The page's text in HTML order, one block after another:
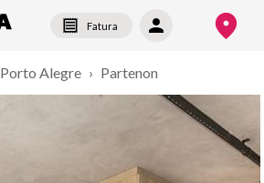
Fatura
Porto Alegre › Partenon